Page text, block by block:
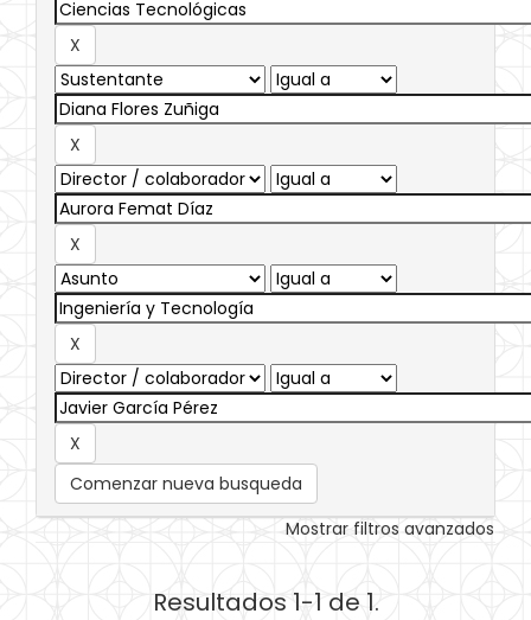
Comenzar nueva busqueda
Mostrar filtros avanzados
Resultados 1-1 de 1.